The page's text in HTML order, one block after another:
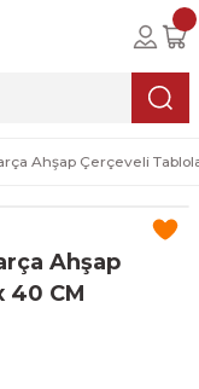
Ahşap Çerçeveli
Ahşap
40 CM